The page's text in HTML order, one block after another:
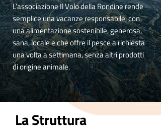
L’associazione Il Volo della Rondine rende
semplice una vacanze responsabile, con
una alimentazione sostenibile, generosa,
sana, locale e che offre il pesce a richiesta
una volta a settimana, senza altri prodotti
di origine animale.
La Struttura